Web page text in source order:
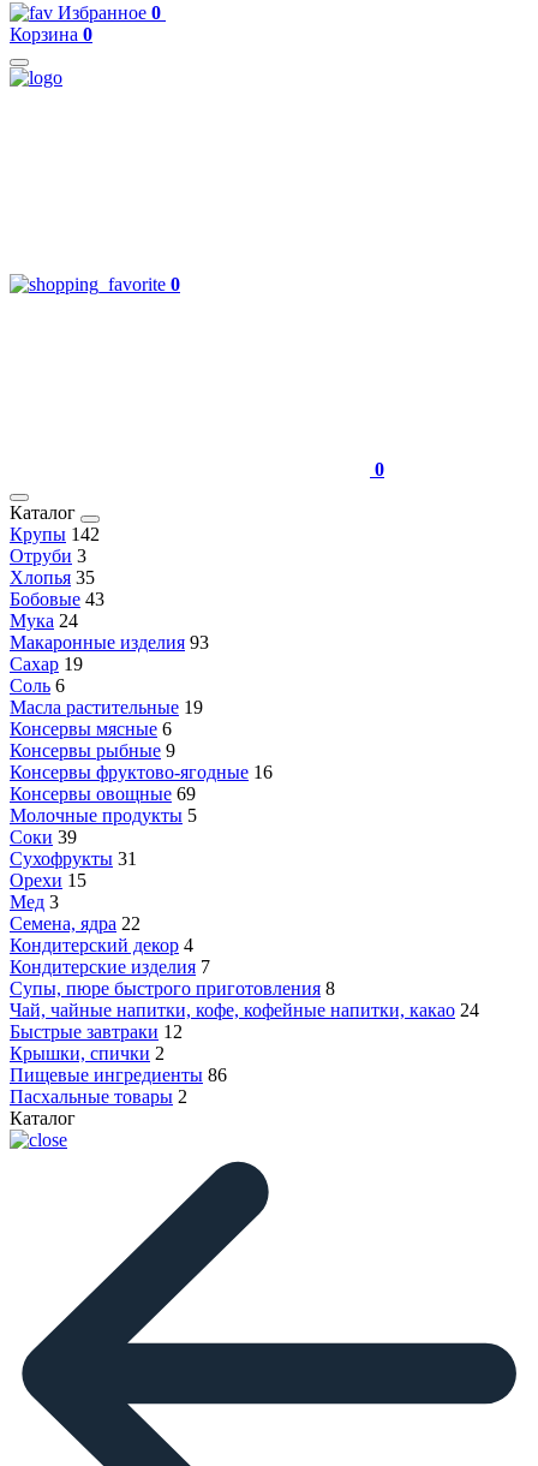
Избранное 0
Корзина 0
0
0
Каталог
Крупы 142
Отруби 3
Хлопья 35
Бобовые 43
Мука 24
Макаронные изделия 93
Сахар 19
Соль 6
Масла растительные 19
Консервы мясные 6
Консервы рыбные 9
Консервы фруктово-ягодные 16
Консервы овощные 69
Молочные продукты 5
Соки 39
Сухофрукты 31
Орехи 15
Мед 3
Семена, ядра 22
Кондитерский декор 4
Кондитерские изделия 7
Супы, пюре быстрого приготовления 8
Чай, чайные напитки, кофе, кофейные напитки, какао 24
Быстрые завтраки 12
Крышки, спички 2
Пищевые ингредиенты 86
Пасхальные товары 2
Каталог